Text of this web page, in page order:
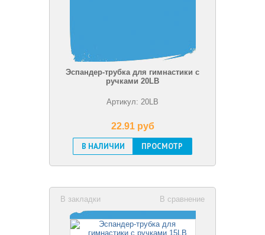
Эспандер-трубка для гимнастики с
ручками 20LB
Артикул: 20LB
22.91 pуб
В НАЛИЧИИ
ПРОСМОТР
В сравнение
В закладки